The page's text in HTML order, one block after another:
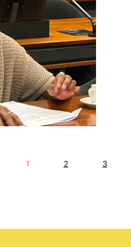
1 2 3